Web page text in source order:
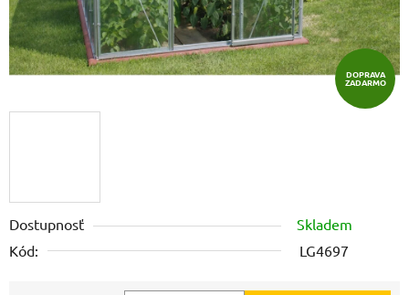
Dostupnosť
Skladem
Kód:
LG4697
DOPRAVA
ZADARMO